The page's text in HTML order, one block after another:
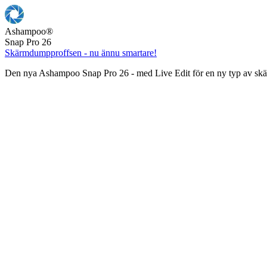
Ashampoo®
Snap Pro 26
Skärmdumpproffsen - nu ännu smartare!
Den nya Ashampoo Snap Pro 26 - med Live Edit för en ny typ av